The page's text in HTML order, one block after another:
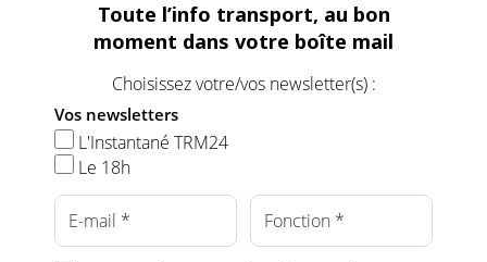
Toute l’info transport, au bon
moment dans votre boîte mail
Choisissez votre/vos newsletter(s) :
Vos newsletters
L'Instantané TRM24
Le 18h